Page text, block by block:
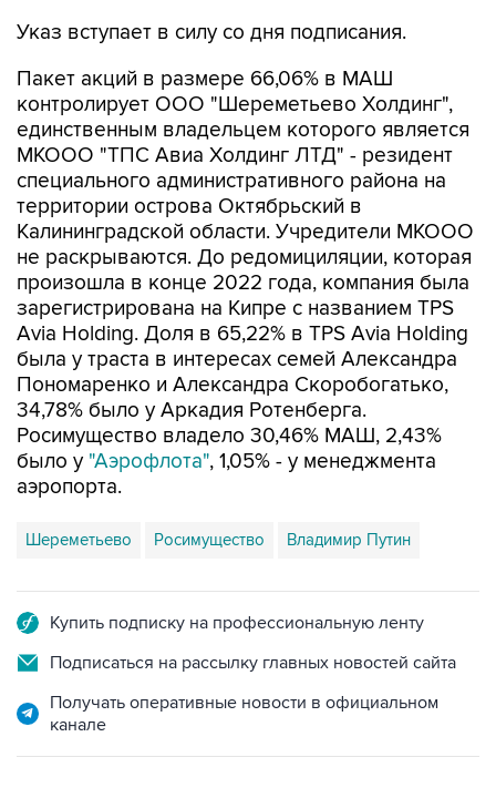
Указ вступает в силу со дня подписания.
Пакет акций в размере 66,06% в МАШ
контролирует ООО "Шереметьево Холдинг",
единственным владельцем которого является
МКООО "ТПС Авиа Холдинг ЛТД" - резидент
специального административного района на
территории острова Октябрьский в
Калининградской области. Учредители МКООО
не раскрываются. До редомициляции, которая
произошла в конце 2022 года, компания была
зарегистрирована на Кипре с названием TPS
Avia Holding. Доля в 65,22% в TPS Avia Holding
была у траста в интересах семей Александра
Пономаренко и Александра Скоробогатько,
34,78% было у Аркадия Ротенберга.
Росимущество владело 30,46% МАШ, 2,43%
было у "Аэрофлота", 1,05% - у менеджмента
аэропорта.
Шереметьево Росимущество Владимир Путин
Купить подписку на профессиональную ленту
Подписаться на рассылку главных новостей сайта
Получать оперативные новости в официальном
канале